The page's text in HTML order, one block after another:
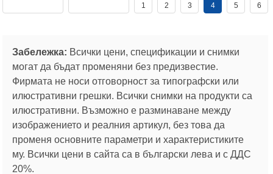
1 2 3 4 5 6
Забележка: Всички цени, спецификации и снимки
могат да бъдат променяни без предизвестие.
Фирмата не носи отговорност за типографски или
илюстративни грешки. Всички снимки на продукти са
илюстративни. Възможно е разминаване между
изображението и реалния артикул, без това да
променя основните параметри и характеристиките
му. Всички цени в сайта са в български лева и с ДДС
20%.